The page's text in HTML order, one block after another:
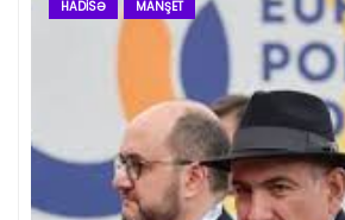
HADISƏ MANŞET